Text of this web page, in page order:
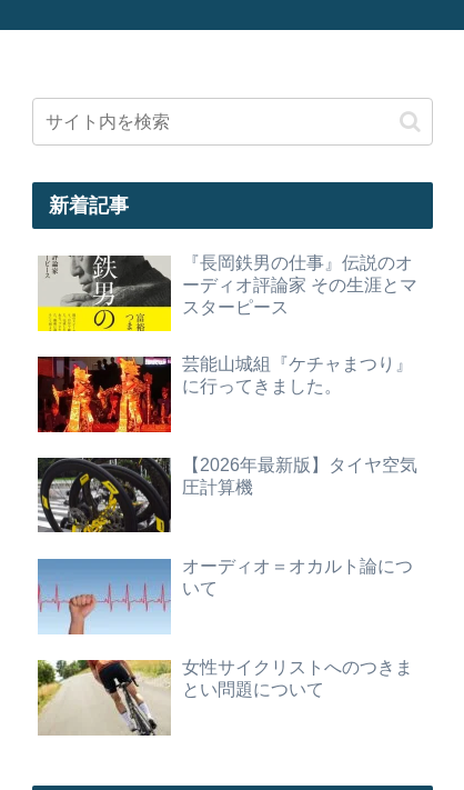
新着記事
『長岡鉄男の仕事』伝説のオ
ーディオ評論家 その生涯とマ
スターピース
芸能山城組『ケチャまつり』
に行ってきました。
【2026年最新版】タイヤ空気
圧計算機
オーディオ＝オカルト論につ
いて
女性サイクリストへのつきま
とい問題について